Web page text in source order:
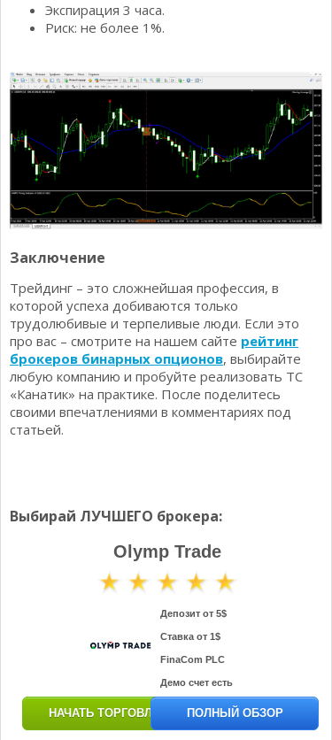
Экспирация 3 часа.
Риск: не более 1%.
Заключение
Трейдинг – это сложнейшая профессия, в
которой успеха добиваются только
трудолюбивые и терпеливые люди. Если это
про вас – смотрите на нашем сайте рейтинг
брокеров бинарных опционов, выбирайте
любую компанию и пробуйте реализовать ТС
«Канатик» на практике. После поделитесь
своими впечатлениями в комментариях под
статьей.
Выбирай ЛУЧШЕГО брокера:
Olymp Trade
Депозит от 5$
Ставка от 1$
FinaCom PLC
Демо счет есть
НАЧАТЬ ТОРГОВЛЮ ПОЛНЫЙ ОБЗОР